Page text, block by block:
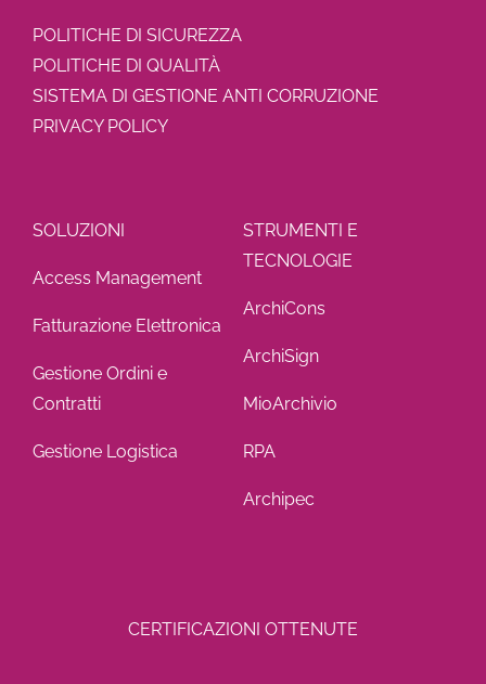
POLITICHE DI SICUREZZA
POLITICHE DI QUALITÀ
SISTEMA DI GESTIONE ANTI CORRUZIONE
PRIVACY POLICY
SOLUZIONI
Access Management
Fatturazione Elettronica
Gestione Ordini e
Contratti
Gestione Logistica
STRUMENTI E
TECNOLOGIE
ArchiCons
ArchiSign
MioArchivio
RPA
Archipec
CERTIFICAZIONI OTTENUTE